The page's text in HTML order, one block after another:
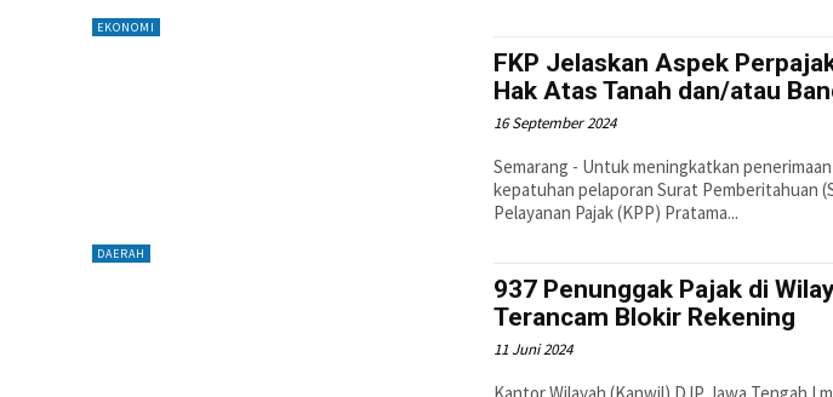
EKONOMI
DAERAH
FKP Jelaskan Aspek
Hak Atas Tanah dan/atau
16 September 2024
Semarang - Untuk meningkatkan
kepatuhan pelaporan Surat Pemberitahuan
Pelayanan Pajak (KPP) Pratama...
937 Penunggak Pajak di
Terancam Blokir Rekening
11 Juni 2024